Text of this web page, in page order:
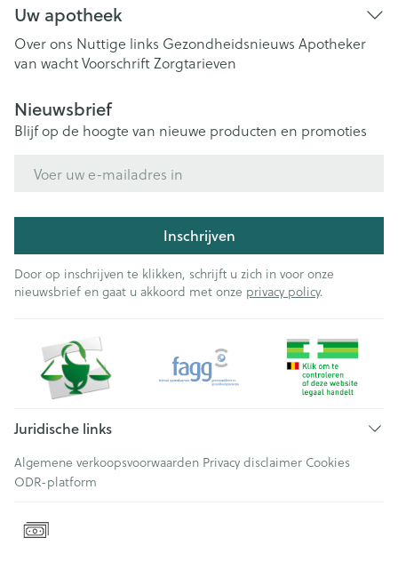
Uw apotheek
Over ons Nuttige links Gezondheidsnieuws Apotheker
van wachtVoorschriftZorgtarieven
Nieuwsbrief
Blijf op de hoogte van nieuwe producten en promoties
Inschrijven
Door op inschrijven te klikken, schrijft u zich in voor onze
nieuwsbrief en gaat u akkoord met onze privacy policy.
Juridische links
Algemene verkoopsvoorwaarden Privacy disclaimer Cookies
ODR-platform